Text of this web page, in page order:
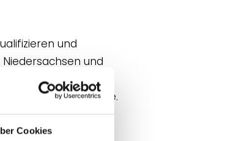
Cookies
und
und
die Dank der
werden konnte.
das in seiner